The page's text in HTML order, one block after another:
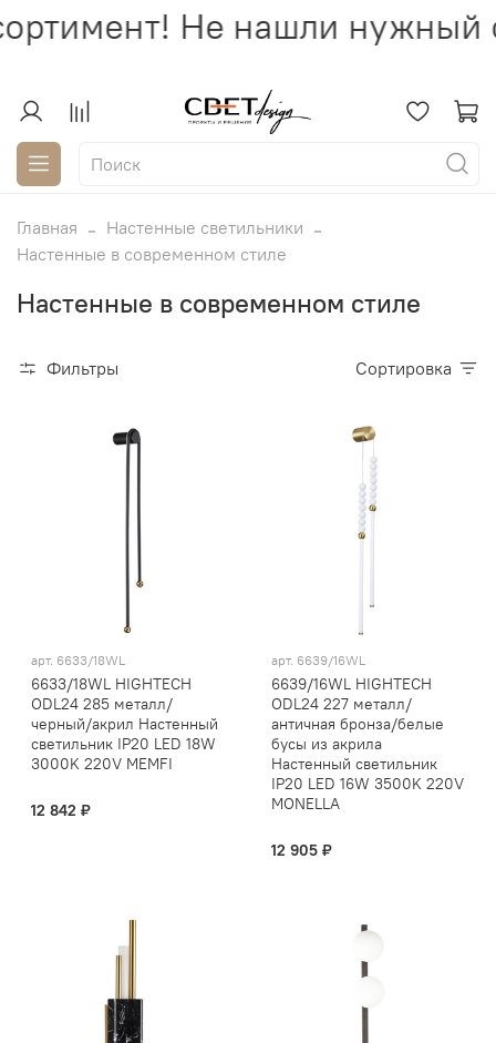
Не нашли нужный
Главная
Настенные светильники
Настенные в современном стиле
Настенные в современном стиле
Фильтры Сортировка
арт. 6633/18WL
6633/18WL HIGHTECH
ODL24 285 металл/
черный/акрил Настенный
светильник IP20 LED 18W
3000K 220V MEMFI
12 842 ₽
арт. 6639/16WL
6639/16WL HIGHTECH
ODL24 227 металл/
античная бронза/белые
бусы из акрила
Настенный светильник
IP20 LED 16W 3500K 220V
MONELLA
12 905 ₽